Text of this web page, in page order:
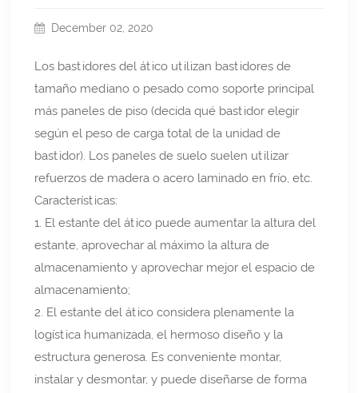
December 02, 2020
Los bastidores del ático utilizan bastidores de
tamaño mediano o pesado como soporte principal
más paneles de piso (decida qué bastidor elegir
según el peso de carga total de la unidad de
bastidor). Los paneles de suelo suelen utilizar
refuerzos de madera o acero laminado en frío, etc.
Características:
1. El estante del ático puede aumentar la altura del
estante, aprovechar al máximo la altura de
almacenamiento y aprovechar mejor el espacio de
almacenamiento;
2. El estante del ático considera plenamente la
logística humanizada, el hermoso diseño y la
estructura generosa. Es conveniente montar,
instalar y desmontar, y puede diseñarse de forma